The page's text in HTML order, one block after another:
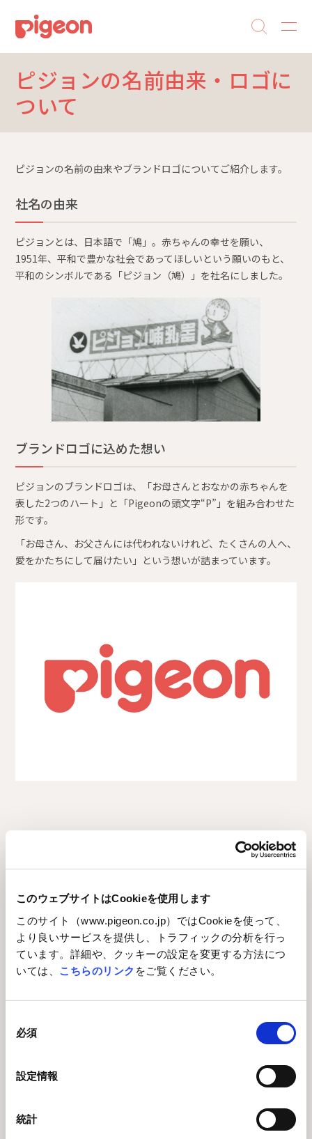
このウェブサイトはCookieを使用します
このサイト（www.pigeon.co.jp）ではCookieを使って、
より良いサービスを提供し、トラフィックの分析を行っ
ています。詳細や、クッキーの設定を変更する方法につ
いては、 こちらのリンク をご覧ください。
必須
設定情報
統計
ピジョンの名前由来・ロゴに
ついて
ピジョンの名前の由来やブランドロゴについてご紹介します。
社名の由来
ピジョンとは、日本語で「鳩」。赤ちゃんの幸せを願い、
1951年、平和で豊かな社会であってほしいという願いのもと、
平和のシンボルである「ピジョン（鳩）」を社名にしました。
ブランドロゴに込めた想い
ピジョンのブランドロゴは、「お母さんとおなかの赤ちゃんを
表した2つのハート」と「Pigeonの頭文字“P”」を組み合わせた
形です。
「お母さん、お父さんには代われないけれど、たくさんの人へ、
愛をかたちにして届けたい」という想いが詰まっています。
トップメッセージ
Pigeon Group DNA・Pigeon Way（企業理念）
会社概要